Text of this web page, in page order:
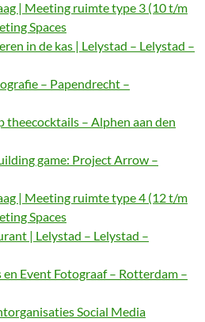
| Meeting ruimte type 3 (10 t/m
Spaces
in de kas | Lelystad – Lelystad –
– Papendrecht –
theecocktails – Alphen aan den
game: Project Arrow –
| Meeting ruimte type 4 (12 t/m
Spaces
| Lelystad – Lelystad –
en Event Fotograaf – Rotterdam –
Social Media